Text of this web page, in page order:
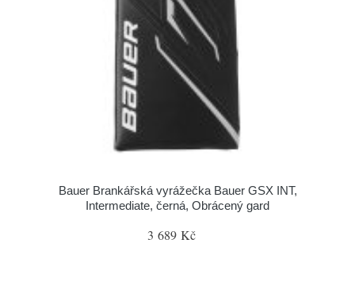
Bauer Brankářská vyrážečka Bauer GSX INT,
Intermediate, černá, Obrácený gard
3 689 Kč